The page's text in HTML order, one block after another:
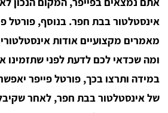
אינסטלטור בבת חפר. בנוסף, פורטל
מאמרים מקצועיים אודות
ומה שכדאי לכם לדעת לפני שתזמינו
במידה ותרצו בכך, פורטל פייפר
של אינסטלטור בבת חפר, לאחר